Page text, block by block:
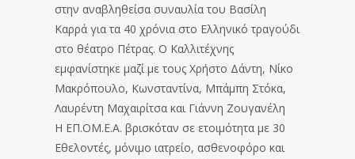
στην αναβληθείσα συναυλία του Βασίλη
Καρρά για τα 40 χρόνια στο Ελληνικό τραγούδι
στο θέατρο Πέτρας. Ο Καλλιτέχνης
εμφανίστηκε μαζί με τους Χρήστο Δάντη, Νίκο
Μακρόπουλο, Κωνσταντίνα, Μπάμπη Στόκα,
Λαυρέντη Μαχαιρίτσα και Γιάννη Ζουγανέλη
Η ΕΠ.ΟΜ.Ε.Α. βρισκόταν σε ετοιμότητα με 30
Εθελοντές, μόνιμο ιατρείο, ασθενοφόρο και